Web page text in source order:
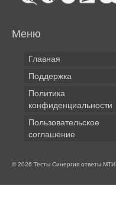
Меню
Главная
Поддержка
Политика
конфиденциальности
Пользовательское
соглашение
© 2026 Тесты Синергия ответы МТИ